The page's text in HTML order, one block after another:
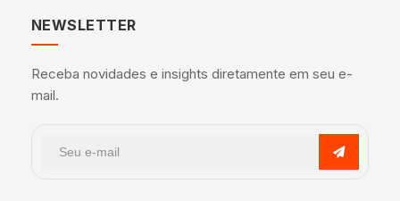
NEWSLETTER
Receba novidades e insights diretamente em seu e-
mail.